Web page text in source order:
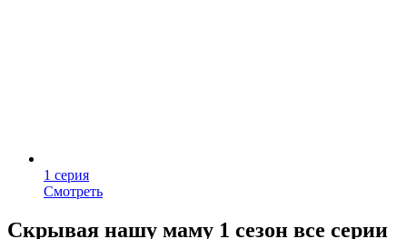
1 серия
Смотреть
Скрывая нашу маму 1 сезон все серии